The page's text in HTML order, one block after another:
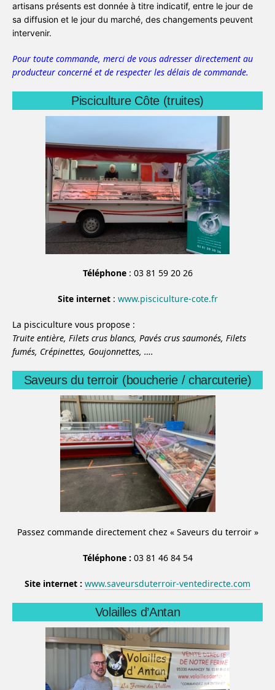
artisans présents est donnée à titre indicatif, entre le jour de
sa diffusion et le jour du marché, des changements peuvent
intervenir.
Pour toute commande, merci de vous adresser directement au
producteur concerné et de respecter les délais de commande.
Pisciculture Côte (truites)
Téléphone: 03 81 59 20 26
Site internet: www.pisciculture-cote.fr
La pisciculture vous propose :
Truite entière, Filets crus blancs, Pavés crus saumonés, Filets
fumés, Crépinettes, Goujonnettes, ….
Saveurs du terroir (boucherie / charcuterie)
Passez commande directement chez « Saveurs du terroir »
Téléphone : 03 81 46 84 54
Site internet : www.saveursduterroir-ventedirecte.com
Volailles d’Antan